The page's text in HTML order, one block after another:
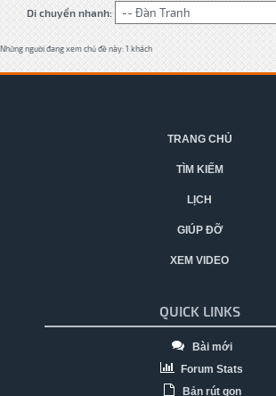
Di chuyển nhanh:
Những người đang xem chủ đề này: 1 khách
TRANG CHỦ
TÌM KIẾM
LỊCH
GIÚP ĐỠ
XEM VIDEO
QUICK LINKS
Bài mới
Forum Stats
Bản rút gọn